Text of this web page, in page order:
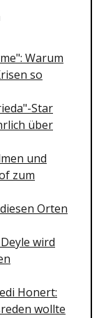
Warum
so
Star
über
und
zum
Orten
wird
Honert:
wollte